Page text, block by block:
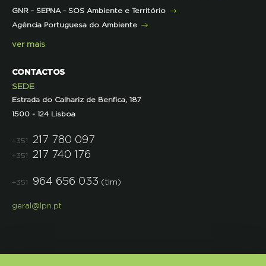
Projetos
Semana do Jornalismo de Ambiente 2023
GNR - SEPNA - SOS Ambiente e Território
Agência Portuguesa do Ambiente
ver mais
CONTACTOS
SEDE
Estrada do Calhariz de Benfica, 187
1500 - 124 Lisboa
+351 217 780 097
+351 217 740 176
+351 964 656 033 (tlm)
geral@lpn.pt